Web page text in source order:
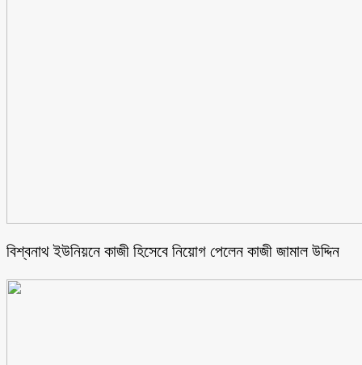
বিশ্বনাথ ইউনিয়নে কাজী হিসেবে নিয়োগ পেলেন কাজী জামাল উদ্দিন